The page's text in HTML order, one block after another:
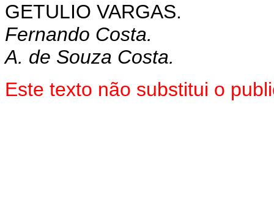
GETULIO VARGAS.
Fernando Costa.
A. de Souza Costa.
Este texto não substitui o